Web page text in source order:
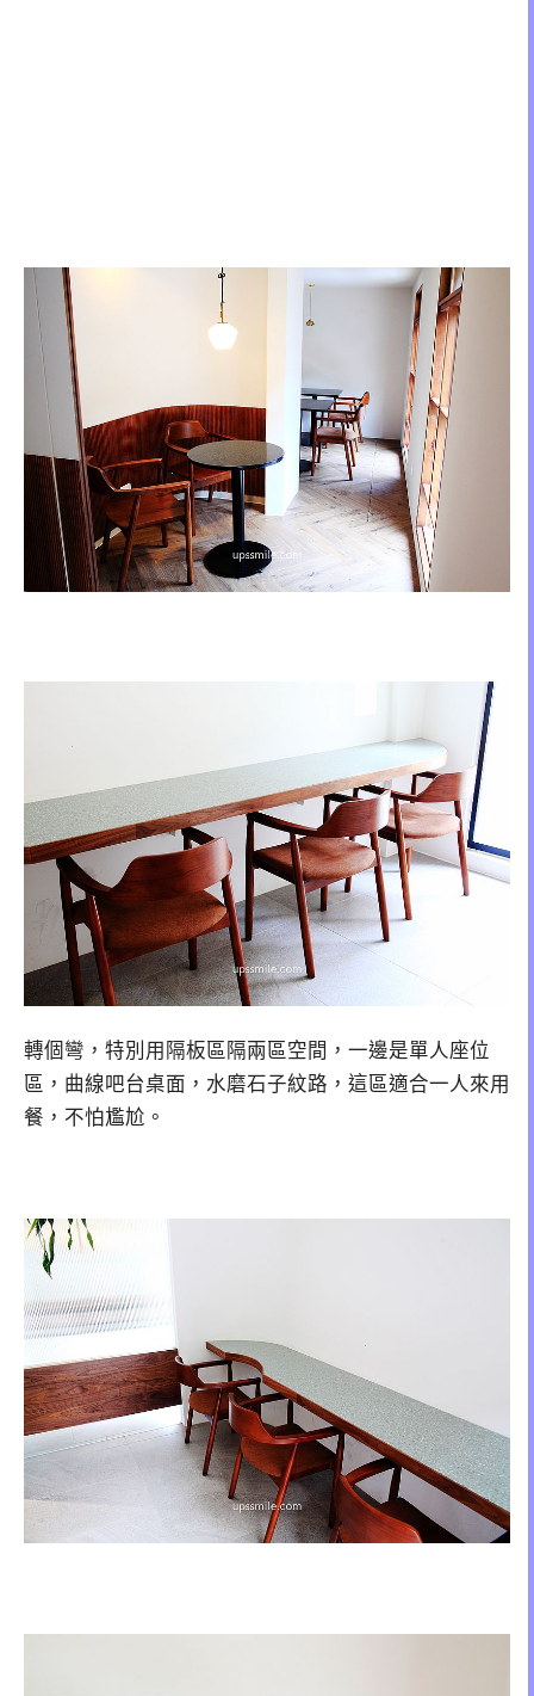
轉個彎，特別用隔板區隔兩區空間，一邊是單人座位
區，曲線吧台桌面，水磨石子紋路，這區適合一人來用
餐，不怕尷尬。